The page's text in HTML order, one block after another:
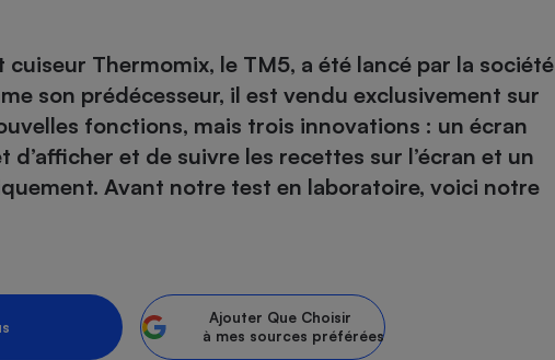
Thermomix, le TM5, a été lancé par la société
son prédécesseur, il est vendu exclusivement sur
fonctions, mais trois innovations : un écran
et de suivre les recettes sur l’écran et un
Avant notre test en laboratoire, voici notre
Ajouter Que Choisir
à mes sources préférées
Foie gras
bouteille de champagne
emprunteur Assurance vie
Banque en ligne
- Ustensile
Ordinateur portable
Mutuelle Aide auditive